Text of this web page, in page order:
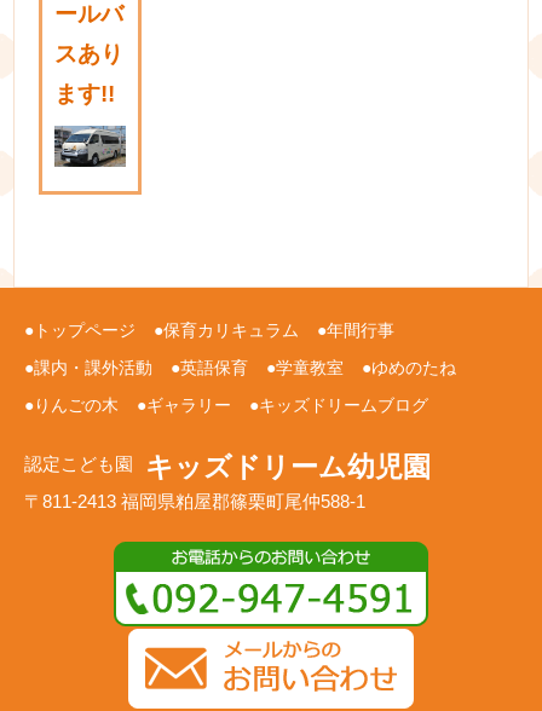
ールバ
スあり
ます!!
トップページ 保育カリキュラム
年間行事
課内・課外活動
英語保育 学童教室
ゆめのたね
りんごの木
ギャラリー キッズドリームブログ
認定こども園 キッズドリーム幼児園
〒811-2413 福岡県粕屋郡篠栗町尾仲588-1